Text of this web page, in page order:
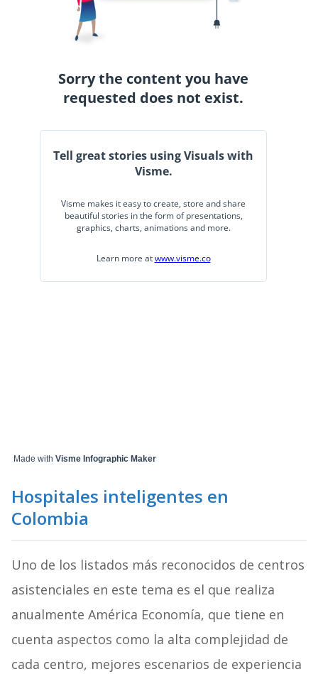
Made with Visme Infographic Maker
Hospitales inteligentes en
Colombia
Uno de los listados más reconocidos de centros
asistenciales en este tema es el que realiza
anualmente América Economía, que tiene en
cuenta aspectos como la alta complejidad de
cada centro, mejores escenarios de experiencia